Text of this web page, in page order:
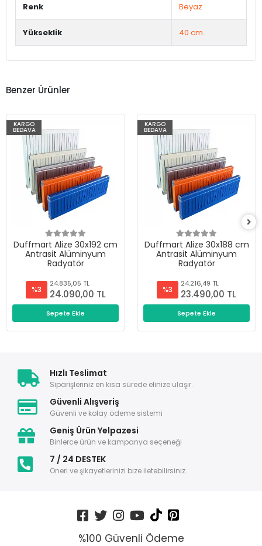
Renk Beyaz
Yükseklik 40 cm.
Benzer Ürünler
KARGO
BEDAVA
Duffmart Alize 30x192 cm
Antrasit Alüminyum
Radyatör
%3
24.835,05 TL
24.090,00 TL
Sepete Ekle
KARGO
BEDAVA
Duffmart Alize 30x188 cm
Antrasit Alüminyum
Radyatör
%3
24.216,49 TL
23.490,00 TL
Sepete Ekle
Hızlı Teslimat
Siparişleriniz en kısa sürede elinize ulaşır.
Güvenli Alışveriş
Güvenli ve kolay ödeme sistemi
Geniş Ürün Yelpazesi
Binlerce ürün ve kampanya seçeneği
7 / 24 DESTEK
Öneri ve şikayetlerinizi bize iletebilirsiniz.
%100 Güvenli Ödeme